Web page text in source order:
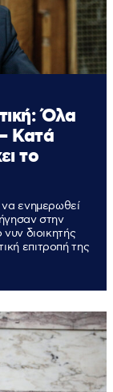
Όλα
Κατά
το
ενημερωθεί
στην
διοικητής
επιτροπή της